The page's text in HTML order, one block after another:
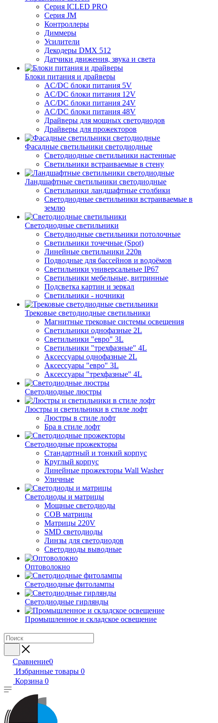
Серия ICLED PRO
Серия JM
Контроллеры
Диммеры
Усилители
Декодеры DMX 512
Датчики движения, звука и света
Блоки питания и драйверы
AC/DC блоки питания 5V
AC/DC блоки питания 12V
AC/DC блоки питания 24V
AC/DC блоки питания 48V
Драйверы для мощных светодиодов
Драйверы для прожекторов
Фасадные светильники светодиодные
Светодиодные светильники настенные
Светильники встраиваемые в стену
Ландшафтные светильники светодиодные
Светильники ландшафтные столбики
Светодиодные светильники встраиваемые в
землю
Светодиодные светильники
Светодиодные светильники потолочные
Светильники точечные (Spot)
Линейные светильники 220в
Подводные для бассейнов и водоёмов
Светильники универсальные IP67
Светильники мебельные, витринные
Подсветка картин и зеркал
Светильники - ночники
Трековые светодиодные светильники
Магнитные трековые системы освещения
Светильники однофазные 2L
Светильники "евро" 3L
Светильники "трехфазные" 4L
Аксессуары однофазные 2L
Аксессуары "евро" 3L
Аксессуары "трехфазные" 4L
Светодиодные люстры
Люстры и светильники в стиле лофт
Люстры в стиле лофт
Бра в стиле лофт
Светодиодные прожекторы
Стандартный и тонкий корпус
Круглый корпус
Линейные прожекторы Wall Washer
Уличные
Светодиоды и матрицы
Мощные светодиоды
COB матрицы
Матрицы 220V
SMD светодиоды
Линзы для светодиодов
Светодиоды выводные
Оптоволокно
Светодиодные фитолампы
Светодиодные гирлянды
Промышленное и складское освещение
Сравнение0
Избранные товары 0
Корзина 0